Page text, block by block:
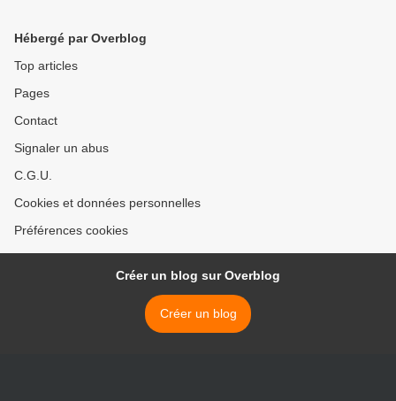
Hébergé par Overblog
Top articles
Pages
Contact
Signaler un abus
C.G.U.
Cookies et données personnelles
Préférences cookies
Créer un blog sur Overblog
Créer un blog